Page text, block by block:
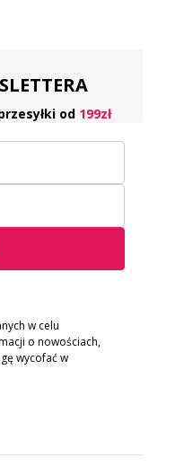
od 199zł
w celu
o nowościach,
wycofać w